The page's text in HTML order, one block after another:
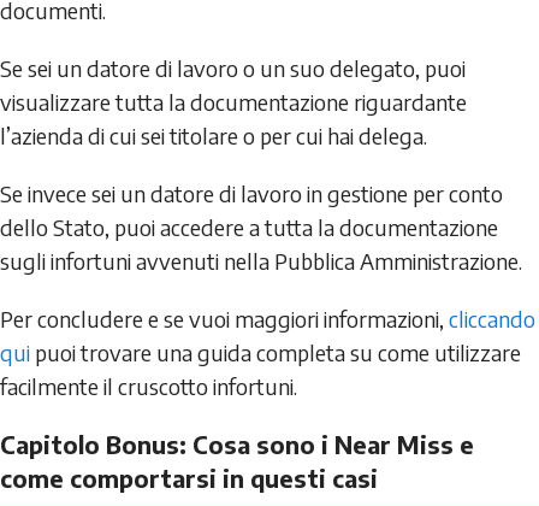
documenti.
Se sei un datore di lavoro o un suo delegato, puoi
visualizzare tutta la documentazione riguardante
l’azienda di cui sei titolare o per cui hai delega.
Se invece sei un datore di lavoro in gestione per conto
dello Stato, puoi accedere a tutta la documentazione
sugli infortuni avvenuti nella Pubblica Amministrazione.
Per concludere e se vuoi maggiori informazioni, cliccando
qui puoi trovare una guida completa su come utilizzare
facilmente il cruscotto infortuni.
Capitolo Bonus: Cosa sono i Near Miss e
come comportarsi in questi casi